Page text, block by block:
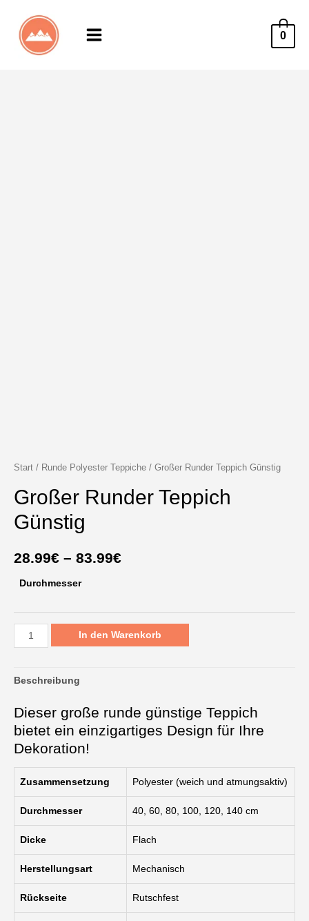
Main
0
Start / Runde Polyester Teppiche / Großer Runder Teppich Günstig
Großer Runder Teppich
Günstig
28.99€ – 83.99€Preisspanne:
bis
83.99€
Durchmesser
Großer
Runder
Günstig
In den Warenkorb
Beschreibung
Dieser große runde günstige Teppich
bietet ein einzigartiges Design für Ihre
Dekoration!
Zusammensetzung Polyester (weich und atmungsaktiv)
Durchmesser 40, 60, 80, 100, 120, 140 cm
Dicke Flach
Herstellungsart Mechanisch
Rückseite Rutschfest